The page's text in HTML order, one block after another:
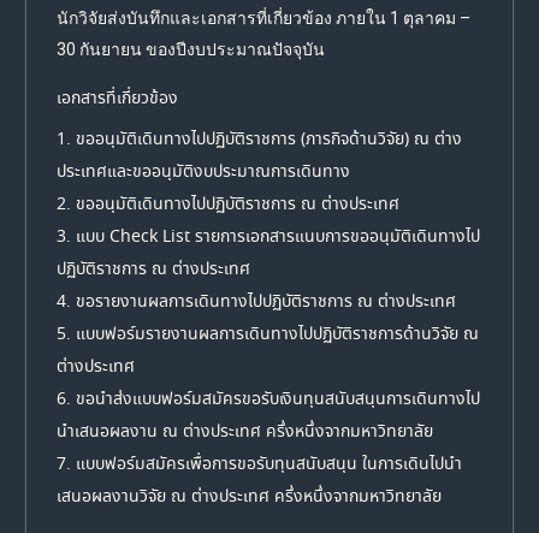
นักวิจัยส่งบันทึกและเอกสารที่เกี่ยวข้อง ภายใน 1 ตุลาคม –
30 กันยายน ของปีงบประมาณปัจจุบัน
เอกสารที่เกี่ยวข้อง
1. ขออนุมัติเดินทางไปปฏิบัติราชการ (ภารกิจด้านวิจัย) ณ ต่าง
ประเทศและขออนุมัติงบประมาณการเดินทาง
2. ขออนุมัติเดินทางไปปฏิบัติราชการ ณ ต่างประเทศ
3. แบบ Check List รายการเอกสารแนบการขออนุมัติเดินทางไป
ปฏิบัติราชการ ณ ต่างประเทศ
4. ขอรายงานผลการเดินทางไปปฏิบัติราชการ ณ ต่างประเทศ
5. แบบฟอร์มรายงานผลการเดินทางไปปฏิบัติราชการด้านวิจัย ณ
ต่างประเทศ
6. ขอนำส่งแบบฟอร์มสมัครขอรับเงินทุนสนับสนุนการเดินทางไป
นำเสนอผลงาน ณ ต่างประเทศ ครึ่งหนึ่งจากมหาวิทยาลัย
7. แบบฟอร์มสมัครเพื่อการขอรับทุนสนับสนุน ในการเดินไปนำ
เสนอผลงานวิจัย ณ ต่างประเทศ ครึ่งหนึ่งจากมหาวิทยาลัย